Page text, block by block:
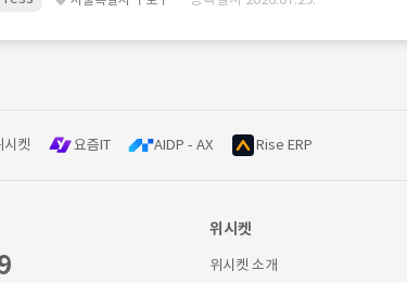
시켓 요즘IT AIDP - AX Rise ERP
위시켓
위시켓 소개